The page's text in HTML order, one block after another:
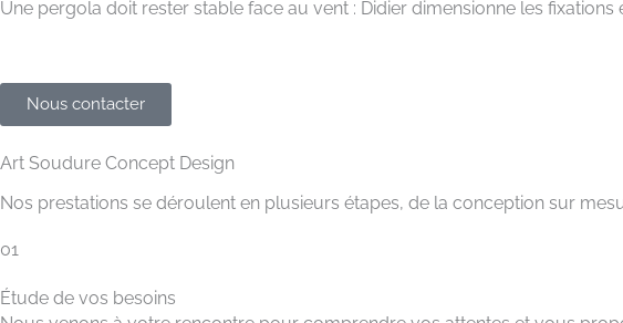
Une pergola doit rester stable face au vent : Didier dimensionne les
Nous contacter
Art Soudure Concept Design
Nos prestations se déroulent en plusieurs étapes, de la conception sur
01
Étude de vos besoins